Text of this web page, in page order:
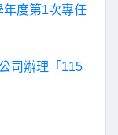
度第1次專任
司辦理「115